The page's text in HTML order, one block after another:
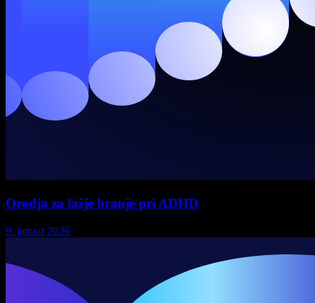
Orodja za lažje branje pri ADHD
9. januar 2026